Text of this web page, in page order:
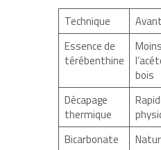
Technique
Essence de
térébenthine
bois
Décapage
thermique
Bicarbonate